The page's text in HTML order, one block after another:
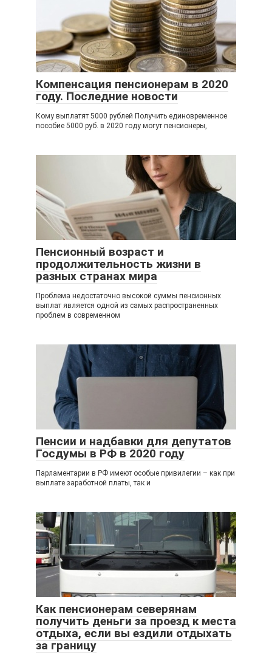
Компенсация пенсионерам в 2020
году. Последние новости
Кому выплатят 5000 рублей Получить единовременное
пособие 5000 руб. в 2020 году могут пенсионеры,
Пенсионный возраст и
продолжительность жизни в
разных странах мира
Проблема недостаточно высокой суммы пенсионных
выплат является одной из самых распространенных
проблем в современном
Пенсии и надбавки для депутатов
Госдумы в РФ в 2020 году
Парламентарии в РФ имеют особые привилегии – как при
выплате заработной платы, так и
Как пенсионерам северянам
получить деньги за проезд к места
отдыха, если вы ездили отдыхать
за границу